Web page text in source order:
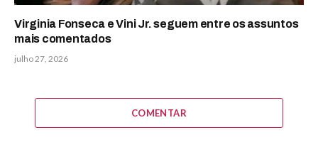
Virginia Fonseca e Vini Jr. seguem entre os assuntos
mais comentados
julho 27, 2026
COMENTAR